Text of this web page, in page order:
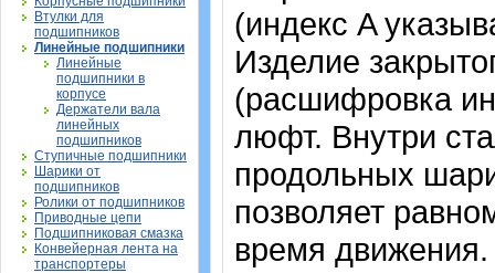
Втулки для
подшипников
Линейные подшипники
Линейные
подшипники в
корпусе
Держатели вала
линейных
подшипников
Ступичные подшипники
Шарики от
подшипников
Ролики от подшипников
Приводные цепи
Подшипниковая смазка
Конвейерная лента на
транспортеры
(индекс A
Изделие
(расшифровка
люфт. Внутри
продольных
позволяет
время движения.